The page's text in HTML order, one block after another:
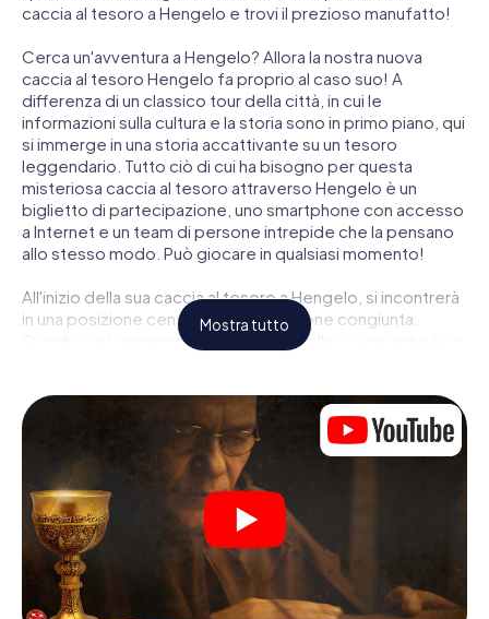
caccia al tesoro a Hengelo e trovi il prezioso manufatto!
Cerca un'avventura a Hengelo? Allora la nostra nuova
caccia al tesoro Hengelo fa proprio al caso suo! A
differenza di un classico tour della città, in cui le
informazioni sulla cultura e la storia sono in primo piano, qui
si immerge in una storia accattivante su un tesoro
leggendario. Tutto ciò di cui ha bisogno per questa
misteriosa caccia al tesoro attraverso Hengelo è un
biglietto di partecipazione, uno smartphone con accesso
a Internet e un team di persone intrepide che la pensano
allo stesso modo. Può giocare in qualsiasi momento!
All'inizio della sua caccia al tesoro a Hengelo, si incontrerà
in una posizione centrale per una riunione congiunta.
Quindi i ruoli vengono distribuiti. Chi della sua squadra è un
caccia al tesoro a Hengelo c'è un ruolo adatto per ogni
giocatore.
Una volta assegnati i ruoli, può iniziare la caccia al tesoro
del thriller poliziesco a Hengelo: puoi decifrare codici
crittografati, risolvere complicati compiti logici e cercare
indizi, indizi in vari luoghi della città. Il suo smartphone è il
suo strumento di indagine più importante: la nostra app
web sviluppata appositamente le consente di interrogare
le persone di contatto ed esaminare stringhe
Mostra tutto